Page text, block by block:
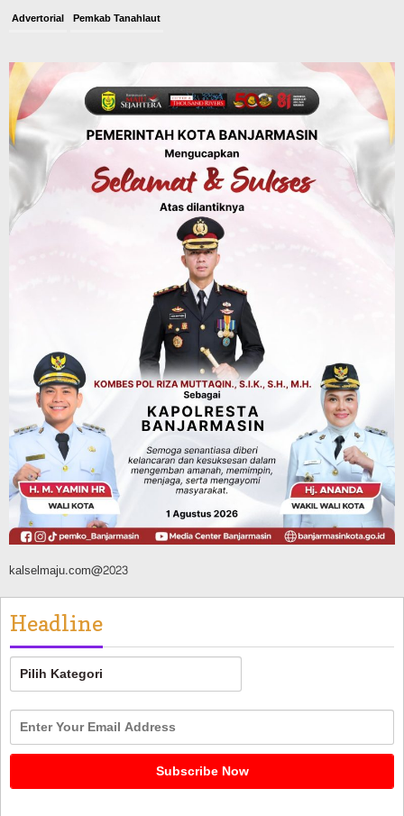
Advertorial Pemkab Tanahlaut
2026, Bidik Emas Porprov dan
Rencanakan Pindah Indoor 2027
Agustus 9, 2026
Sosial & Keagamaan
45 Pramuka Banjarmasin Berangkat ke
Jamnas XII Cibubur, Termasuk Dua
Peserta Berkebutuhan Khusus
Green Action di Desa Sungairangas
Banjar, Ratusan Pohon Ditanam, Hampir
2 Ton Sampah Terkumpul dari
Penukaran dengan Sembako
Agustus 9, 2026
kalselmaju.com@2023
Headline
Headline